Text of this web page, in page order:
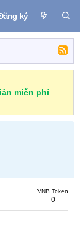
ký
miễn phí
VNB Token
0